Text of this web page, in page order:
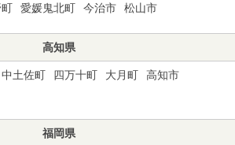
愛媛鬼北町 今治市 松山市
高知県
中土佐町 四万十町 大月町
高知市
福岡県